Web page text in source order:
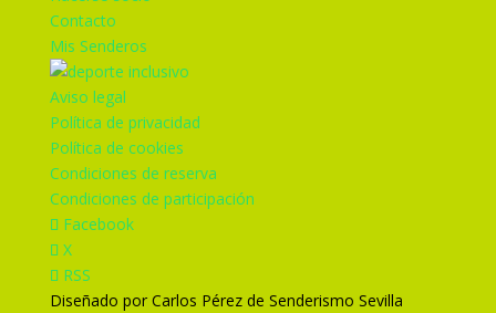
Contacto
Mis Senderos
Aviso legal
Política de privacidad
Política de cookies
Condiciones de reserva
Condiciones de participación
Facebook
X
RSS
Diseñado por Carlos Pérez de Senderismo Sevilla